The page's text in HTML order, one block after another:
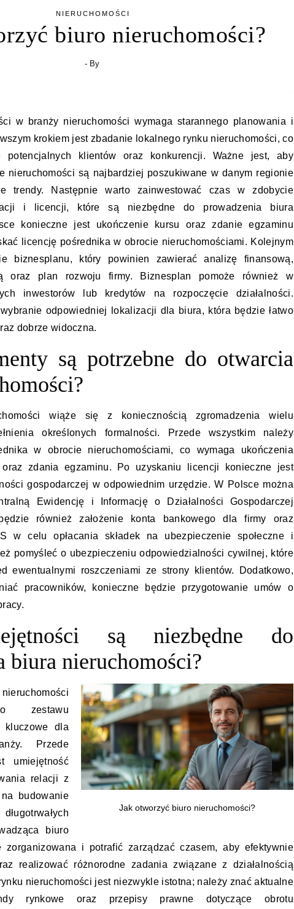
NIERUCHOMOŚCI
biuro nieruchomości?
- By
w branży nieruchomości wymaga starannego planowania i
krokiem jest zbadanie lokalnego rynku nieruchomości, co
potencjalnych klientów oraz konkurencji. Ważne jest, aby
nieruchomości są najbardziej poszukiwane w danym regionie
trendy. Następnie warto zainwestować czas w zdobycie
i licencji, które są niezbędne do prowadzenia biura
konieczne jest ukończenie kursu oraz zdanie egzaminu
licencję pośrednika w obrocie nieruchomościami. Kolejnym
biznesplanu, który powinien zawierać analizę finansową,
oraz plan rozwoju firmy. Biznesplan pomoże również w
inwestorów lub kredytów na rozpoczęcie działalności.
odpowiedniej lokalizacji dla biura, która będzie łatwo
dobrze widoczna.
są potrzebne do otwarcia
wiąże się z koniecznością zgromadzenia wielu
określonych formalności. Przede wszystkim należy
w obrocie nieruchomościami, co wymaga ukończenia
zdania egzaminu. Po uzyskaniu licencji konieczne jest
gospodarczej w odpowiednim urzędzie. W Polsce można
Ewidencję i Informację o Działalności Gospodarczej
również założenie konta bankowego dla firmy oraz
w celu opłacania składek na ubezpieczenie społeczne i
pomyśleć o ubezpieczeniu odpowiedzialności cywilnej, które
ewentualnymi roszczeniami ze strony klientów. Dodatkowo,
pracowników, konieczne będzie przygotowanie umów o
są niezbędne do
biura nieruchomości?
Jak otworzyć biuro nieruchomości?
zestawu
kluczowe dla
Przede
umiejętność
relacji z
budowanie
biuro
zorganizowana i potrafić zarządzać czasem, aby efektywnie
realizować różnorodne zadania związane z działalnością
nieruchomości jest niezwykle istotna; należy znać aktualne
rynkowe oraz przepisy prawne dotyczące obrotu